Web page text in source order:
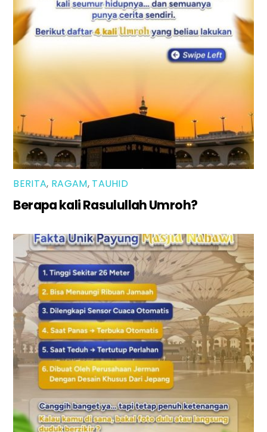
BERITA, RAGAM, TAUHID
Berapa kali Rasulullah Umroh?